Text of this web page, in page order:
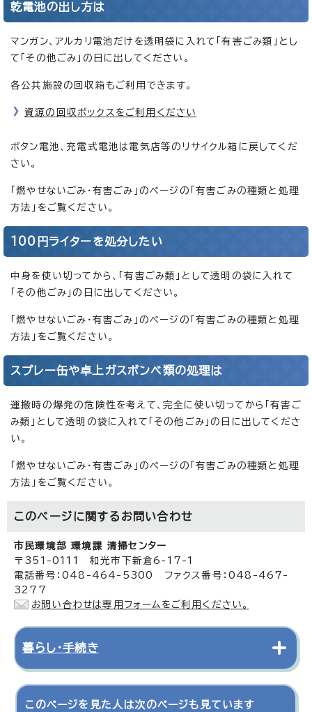
乾電池の出し方は
マンガン、アルカリ電池だけを透明袋に入れて「有害ごみ類」とし
て「その他ごみ」の日に出してください。
各公共施設の回収箱もご利用できます。
資源の回収ボックスをご利用ください
ボタン電池、充電式電池は電気店等のリサイクル箱に戻してくだ
さい。
「燃やせないごみ・有害ごみ」のページの「有害ごみの種類と処理
方法」をご覧ください。
100円ライターを処分したい
中身を使い切ってから、「有害ごみ類」として透明の袋に入れて
「その他ごみ」の日に出してください。
「燃やせないごみ・有害ごみ」のページの「有害ごみの種類と処理
方法」をご覧ください。
スプレー缶や卓上ガスボンベ類の処理は
運搬時の爆発の危険性を考えて、完全に使い切ってから「有害ご
み類」として透明の袋に入れて「その他ごみ」の日に出してくださ
い。
「燃やせないごみ・有害ごみ」のページの「有害ごみの種類と処理
方法」をご覧ください。
このページに関する お問い合わせ
市民環境部 環境課 清掃センター
〒351-0111 和光市下新倉6-17-1
電話番号：048-464-5300 ファクス番号：048-467-
3277
お問い合わせは専用フォームをご利用ください。
暮らし・手続き
このページを見た人は次のページも見ています